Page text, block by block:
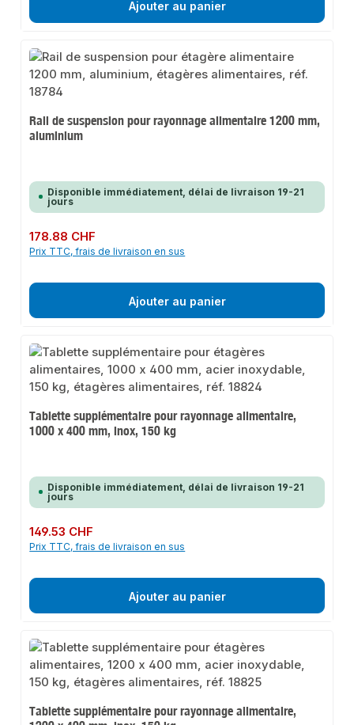
Ajouter au panier
Rail de suspension pour rayonnage alimentaire 1200 mm,
aluminium
Disponible immédiatement, délai de livraison 19-21
jours
Prix régulier :
178.88 CHF
Prix TTC, frais de livraison en sus
Ajouter au panier
Tablette supplémentaire pour rayonnage alimentaire,
1000 x 400 mm, inox, 150 kg
Disponible immédiatement, délai de livraison 19-21
jours
Prix régulier :
149.53 CHF
Prix TTC, frais de livraison en sus
Ajouter au panier
Tablette supplémentaire pour rayonnage alimentaire,